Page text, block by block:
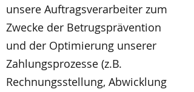
unsere Auftragsverarbeiter zum
Zwecke der Betrugsprävention
und der Optimierung unserer
Zahlungsprozesse (z.B.
Rechnungsstellung, Abwicklung